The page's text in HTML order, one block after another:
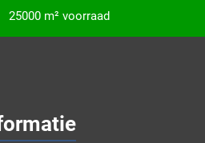
25000 m² voorraad